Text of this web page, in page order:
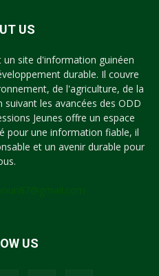
US
site d'information guinéen
durable. Il couvre
de l'agriculture, de la
les avancées des ODD
Jeunes offre un espace
pour une information fiable, il
et un avenir durable pour
US